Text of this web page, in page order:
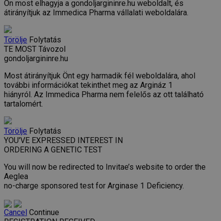
Ön most elhagyja a gondoljargininre.hu weboldalt, és
átirányítjuk az Immedica Pharma vállalati weboldalára.
Törölje Folytatás
TE MOST Távozol
gondoljargininre.hu
Most átirányítjuk Önt egy harmadik fél weboldalára, ahol
további információkat tekinthet meg az Argináz 1
hiányról. Az Immedica Pharma nem felelős az ott található
tartalomért.
Törölje Folytatás
YOU'VE EXPRESSED INTEREST IN
ORDERING A GENETIC TEST
You will now be redirected to Invitae’s website to order the
Aeglea
no-charge sponsored test for Arginase 1 Deficiency.
Cancel Continue